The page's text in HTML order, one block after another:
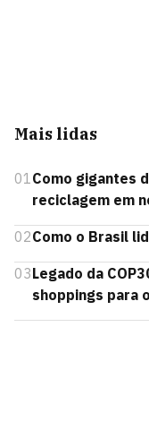
Mais lidas
01Como gigantes
reciclagem em
02Como o Brasil
03Legado da
shoppings para